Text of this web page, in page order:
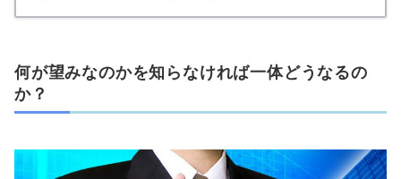
何が望みなのかを知らなければ一体どうなるの
か？